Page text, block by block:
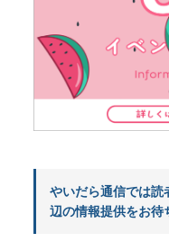
やいだら通信では読
辺の情報提供をお待